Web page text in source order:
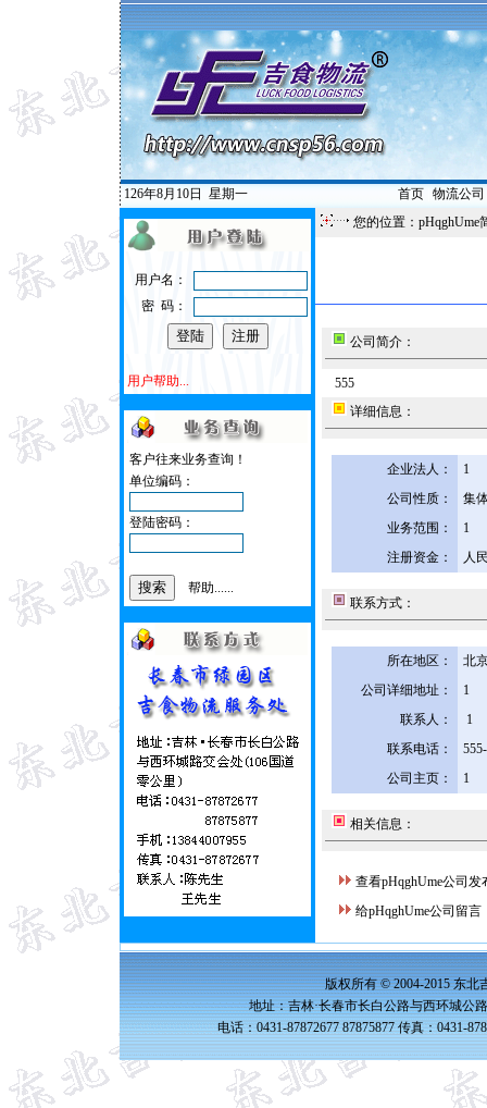
126年8月10日 星期一 首页| 物流公司
用户名：
密 码：
用户帮助...
客户往来业务查询！
单位编码：
登陆密码：
帮助......
您的位置：pHqghUme
公司简介：
555
详细信息：
企业法人：
1
公司性质：
集
业务范围：
1
注册资金：
人
联系方式：
所在地区：
北
公司详细地址：
1
联系人：
1
联系电话：
公司主页：
1
相关信息：
查看pHqghUme公司发
给pHqghUme公司留言
版权所有 © 2004-2015 东北
地址：吉林·长春市长白公路与西环城公
电话：0431-87872677 87875877 传真：0431-